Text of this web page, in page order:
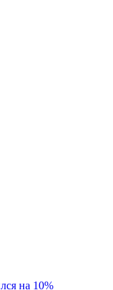
на 10%